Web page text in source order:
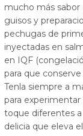
mucho más
guisos y
pechugas de
inyectadas en
en IQF
para que
Tenla siempre a
para
toque diferentes
delicia que eleva